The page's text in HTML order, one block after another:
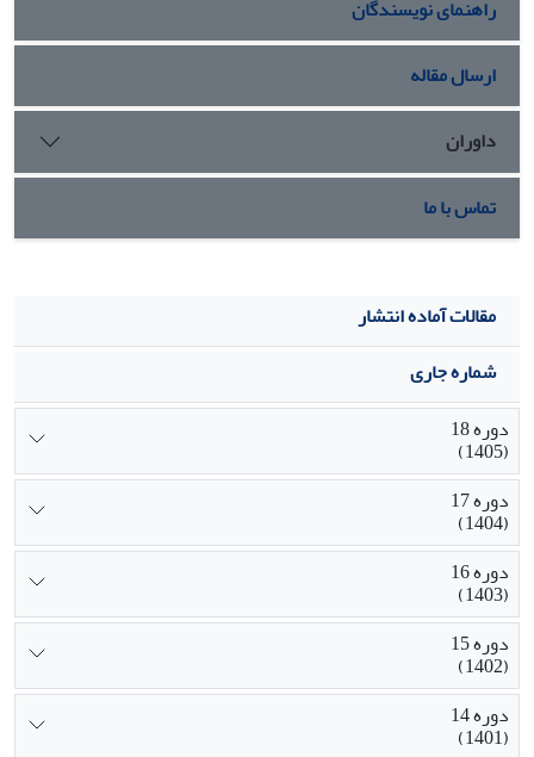
راهنمای نویسندگان
ارسال مقاله
داوران
تماس با ما
مقالات آماده انتشار
شماره جاری
دوره 18
(1405)
دوره 17
(1404)
دوره 16
(1403)
دوره 15
(1402)
دوره 14
(1401)